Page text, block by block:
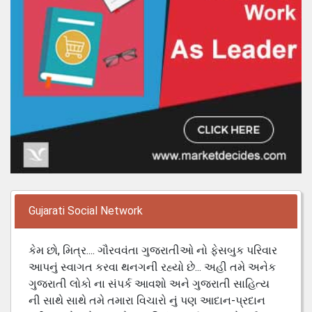
Gujarati Social Network
કેમ છો, મિત્ર.... ગૌરવવંતા ગુજરાતીઓ નો ફેસબુક પરિવાર
આપનું સ્વાગત કરવા થનગની રહ્યો છે... અહી તમે અનેક
ગુજરાતી લોકો ના સંપર્ક આવશો અને ગુજરાતી સાહિત્ય
ની સાથે સાથે તમે તમારા વિચારો નું પણ આદાન-પ્રદાન